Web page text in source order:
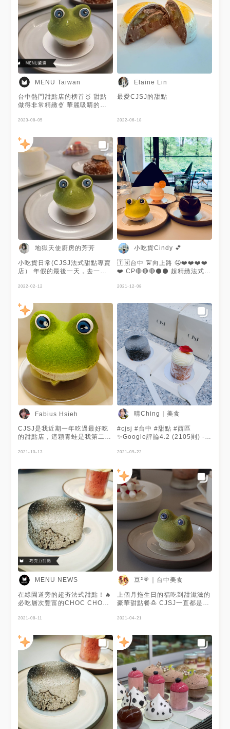
MENU Taiwan
台中熱門甜點店的榜首🥇 甜點
做得非常精緻🍨 華麗吸睛的像
👨‍🎨 來台中絕對要來朝聖👍 謝
照❤️
2023-08-05
Elaine Lin
最愛CJSJ的甜點
2022-06-18
地獄天使廚房的芳芳
小吃貨日常(CJSJ法式甜點專賣
店） 年假的最後一天，去一家
猶豫好久的我，最後點了青蛙跟
帶覆盆子玫瑰可頌。
FROG$200 這好可愛，也好療
癒，還會流汗 裡面有薑柚子果
泥、榛果青檸催餅、日本柚子輕
慕斯、巧克力起司蛋糕，我覺得
口感滿豐富的，又有點清爽，也
不會甜膩。 巴黎布列斯特$190
裡面有法式榛果醬、榛果焦糖醬
、焦糖榛果粒 、榛果珍珠糖泡
芙，是比較偏甜的甜點，榛果醬
很濃郁，味道也很豐富，雖然比
較甜，但是搭配上面的裝飾巧克
力，可以解解膩，也是很可以的
覆盆子玫瑰可頌$105 這可頌超
美的，我忍不住下手買一個回
去，酥脆漂亮外皮加上糖粉，加
上裡面的酸甜內餡，真的好好
#cjsj法式甜點概念店 #巴黎布
#審計新村 #勤美#台中甜點 #創
意甜點 #台中美食#法式甜點 #
先吃 #不專業食記 #美食分享
2022-02-12
小吃貨Cindy 💕
🇹🇼台中 🚖向上路 🤤❤️❤️❤️❤️
❤️ CP🔴🔴🔴⚫️⚫️ 超精緻法式蛋
愛好拍又好吃😋
2021-12-08
Fabius Hsieh
CJSJ是我近期一年吃過最好吃
的甜點店，這顆青蛙是我第二次
青蛙裡有有柚子果泥還有同口味
青檸的香氣，底部以巧克力起司
蛋糕襯底，具有清新香氣，甜而
不膩，還帶點微酸的味道，是我
目前最愛的蛋糕😘
2021-10-13
晴Ching｜美食
#cjsj #台中 #甜點 #西區
✨Google評論4.2 (2105則) -
—————————————
這家 主要由法國米其林廚師SJ
和CJ共同創立，店內走黑白色
調，最特別一點是，在2-3樓中
間做了透明烘培室，可以觀看甜
點師傅的巧手，幻化出一道道美
麗的點心。 - 🏷️ #BABA
NT.200 主要味道：玫瑰、草
莓、醃漬柑橘 吃起來的口感甜
中帶絲絲酸味，中間蛋糕體是澎
鬆有空隙，充斥酸甜滿醬汁，讓
口感濕潤！ - 🏷️ #CHOCCHOC
NT.190 使用了五種不同巧克力
組合而成，其中以巧克力脆餅製
作成岩石感，整體味道以苦甜巧
克力為主，再搭上酥脆餅乾的口
感，男生應該會喜歡這種。 -
CJSJ的甜點，味道很豐富，屬
型非常精緻，連玫瑰花瓣上的露
有點點貴😂，通常份量偏小，內
用需加服務費。 - FB/IG：晴
Ching｜美食· 旅行 #晴ching
食台中
—————————————
📍CJSJ法式甜點概念店 🏠台中
市西區向上路一段79巷72號
☎️(04)2301-6996 🕤
12:00~18:30(週一公休) - #甜
點 #甜點控 #台中美食 #台中甜
點 #台中蛋糕 #台中咖啡廳 #台
中下午茶 #台中餐廳 #下午茶 #
2021-09-22
MENU NEWS
在綠園道旁的超夯法式甜點！🔥
必吃層次豐富的CHOC CHOC
甜膩！😘 脆餅、蛋糕、甘納許
魚子醬般外觀的CAVIAR 也是巧
克力甜點😍 目前僅供外帶跟10
公里免費外送哦！😉 謝謝
@Nian 提供美照🧡
2021-08-11
豆²🍭｜台中美食
上個月拖生日的福吃到甜滋滋的
豪華甜點餐🍮 CJSJ一直都是台
🔥 推陳出新，創意與藝術兼
先多謝友人請客啦😍 - 🔻FROG
200$ 🔻ROSEBERRY 210$
🔻PAVLOVA PD 220$
🔻CARAMEL MOU ICE
CREAM 190$ 🔻CJSJ草莓拿
鐵 170$ 🔻玫瑰棉花糖拿鐵
170$ 裡面最印象深刻的就是🐸
那一道， 療癒的外型還冒著汗
呢！ 剖開是柚子果泥與慕斯，
味道清爽、甜度較其他款適度，
重點是有夠可愛😍
————————————————-
2021-04-21